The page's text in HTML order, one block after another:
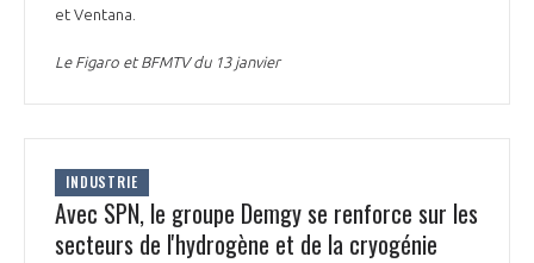
et Ventana.
Le Figaro et BFMTV du 13 janvier
INDUSTRIE
Avec SPN, le groupe Demgy se renforce sur les
secteurs de l'hydrogène et de la cryogénie